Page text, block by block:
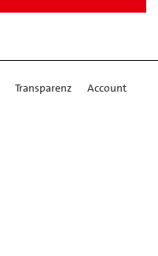
Transparenz
Account